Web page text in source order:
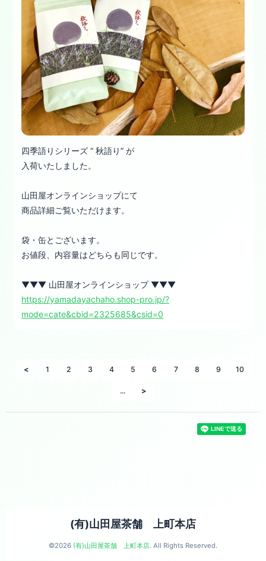
四季語りシリーズ “ 秋語り” が
入荷いたしました。
山田屋オンラインショップにて
商品詳細ご覧いただけます。
袋・缶とございます。
お値段、内容量はどちらも同じです。
▼▼▼ 山田屋オンラインショップ ▼▼▼
https://yamadayachaho.shop-pro.jp/?
mode=cate&cbid=2325685&csid=0
< 1 2 3 4 5 6 7 8 9 10
... >
(有)山田屋茶舗 上町本店
©2026 (有)山田屋茶舗 上町本店. All Rights Reserved.